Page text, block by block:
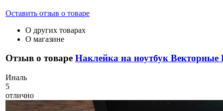
Оставить отзыв о товаре
О других товарах
О магазине
Отзыв о товаре Наклейка на ноутбук
Иналь
5
отлично